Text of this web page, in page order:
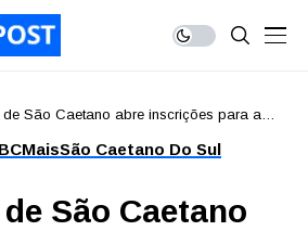
de São Caetano abre inscrições para a
MaisSão Caetano Do Sul
São Caetano